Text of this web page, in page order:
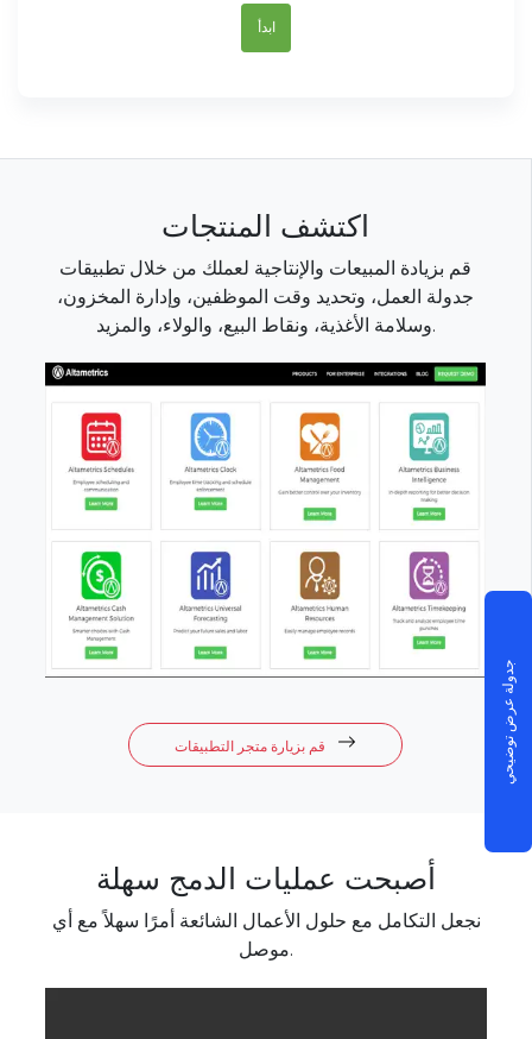
ابدأ
اكتشف المنتجات
قم بزيادة المبيعات والإنتاجية لعملك من خلال تطبيقات
جدولة العمل، وتحديد وقت الموظفين، وإدارة المخزون،
وسلامة الأغذية، ونقاط البيع، والولاء، والمزيد.
أصبحت عمليات الدمج سهلة
نجعل التكامل مع حلول الأعمال الشائعة أمرًا سهلاً مع أي
موصل.
جدولة عرض توضيحي